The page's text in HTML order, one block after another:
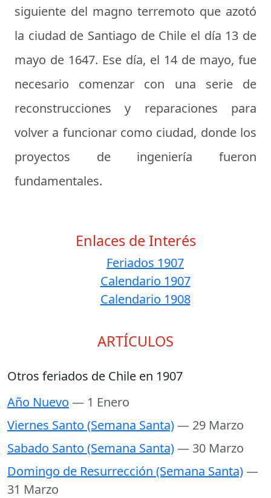
siguiente del magno terremoto que azotó
la ciudad de Santiago de Chile el día 13 de
mayo de 1647. Ese día, el 14 de mayo, fue
necesario comenzar con una serie de
reconstrucciones y reparaciones para
volver a funcionar como ciudad, donde los
proyectos de ingeniería fueron
fundamentales.
Enlaces de Interés
Feriados 1907
Calendario 1907
Calendario 1908
ARTÍCULOS
Otros feriados de Chile en 1907
Año Nuevo — 1 Enero
Viernes Santo (Semana Santa)— 29 Marzo
Sabado Santo (Semana Santa)— 30 Marzo
Domingo de Resurrección (Semana Santa)—
31 Marzo